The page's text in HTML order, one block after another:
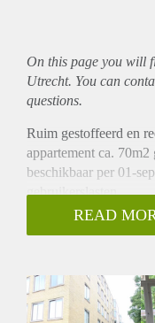
On this page you will
Utrecht. You can
questions.
Ruim gestoffeerd en
appartement ca.
beschikbaar per 01-
gebruikerslasten.
Omschrijving.
Dit 4-kamer
tot de verschillende
groot. De gesloten
READ